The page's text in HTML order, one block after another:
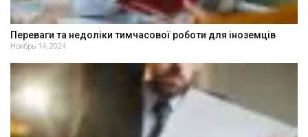
Переваги та недоліки тимчасової роботи для іноземців
Ноябрь 14, 2024